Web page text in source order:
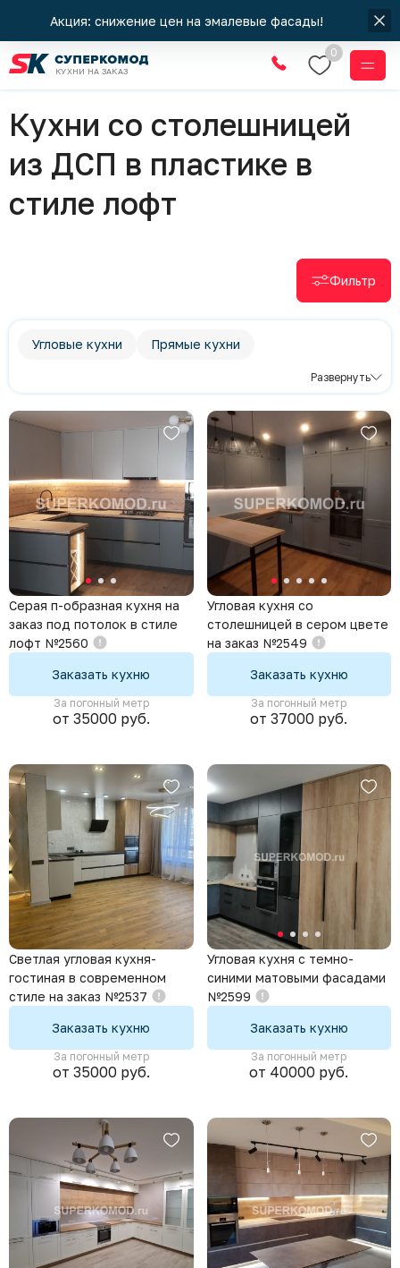
Акция: снижение цен на эмалевые фасады!
КУХНИ НА ЗАКАЗ
0
Кухни
Кухни со столешницей
из ДСП в пластике в
стиле лофт
Фильтр
Угловые кухни
Прямые кухни
Темные кухни
Яркие кухни
Развернуть
Серая п-образная кухня на
заказ под потолок в стиле
лофт №2560
Заказать кухню
За погонный метр
от 35000 руб.
Угловая кухня со
столешницей в сером цвете
на заказ №2549
Заказать кухню
За погонный метр
от 37000 руб.
Светлая угловая кухня-
гостиная в современном
стиле на заказ №2537
Заказать кухню
За погонный метр
от 35000 руб.
Угловая кухня с темно-
синими матовыми фасадами
№2599
Заказать кухню
За погонный метр
от 40000 руб.